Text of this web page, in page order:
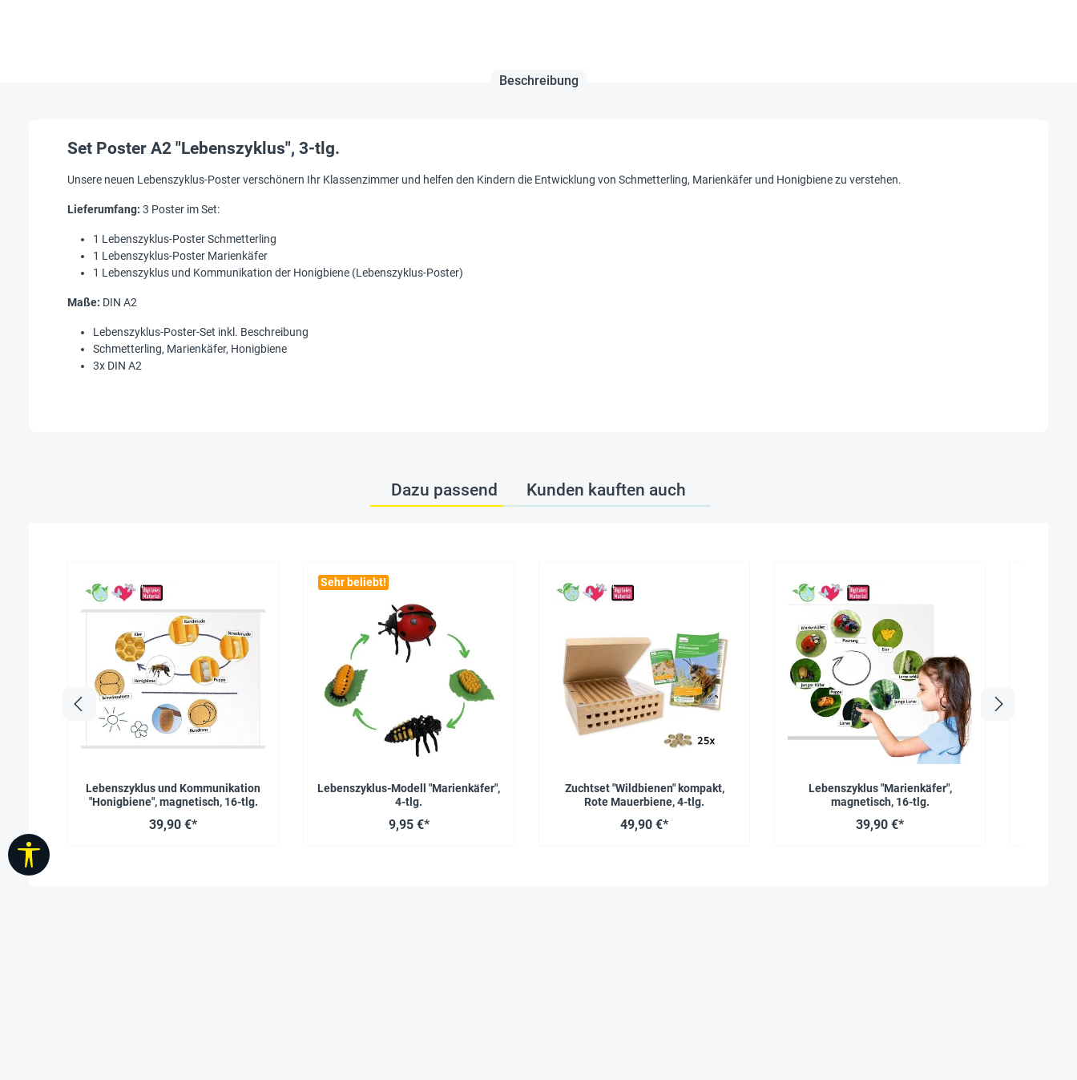
Beschreibung
Set Poster A2 "Lebenszyklus", 3-tlg.
Unsere neuen Lebenszyklus-Poster verschönern Ihr Klassenzimmer und helfen den Kindern die Entwicklung von Schmetterling, Marienkäfer und Honigbiene zu verstehen.
Lieferumfang: 3 Poster im Set:
1 Lebenszyklus-Poster Schmetterling
1 Lebenszyklus-Poster Marienkäfer
1 Lebenszyklus und Kommunikation der Honigbiene (Lebenszyklus-Poster)
Maße: DIN A2
Lebenszyklus-Poster-Set inkl. Beschreibung
Schmetterling, Marienkäfer, Honigbiene
3x DIN A2
Dazu passend Kunden kauften auch
Lebenszyklus und Kommunikation
"Honigbiene", magnetisch, 16-tlg.
39,90 €*
Sehr beliebt!
Lebenszyklus-Modell "Marienkäfer",
4-tlg.
9,95 €*
Zuchtset "Wildbienen" kompakt,
Rote Mauerbiene, 4-tlg.
49,90 €*
Lebenszyklus "Marienkäfer",
magnetisch, 16-tlg.
39,90 €*
Werkzeugleiste anzeigen